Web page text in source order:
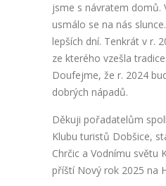
jsme s návratem domů.
usmálo se na nás
lepších dní. Tenkrát v r.
ze kterého vzešla
Doufejme, že r. 2024
dobrých nápadů.
Děkuji pořadatelům
Klubu turistů Dobšice,
Chrčic a Vodnímu světu
příští Nový rok 2025 na